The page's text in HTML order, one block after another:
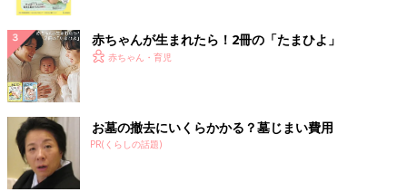
赤ちゃんが生まれたら！2冊の「たまひよ」
赤ちゃん・育児
お墓の撤去にいくらかかる？墓じまい費用
PR(くらしの話題)